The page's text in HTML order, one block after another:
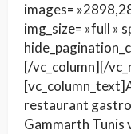
images=
img_size= »full »
[/vc_column][/
restaurant
Gammarth Tunis